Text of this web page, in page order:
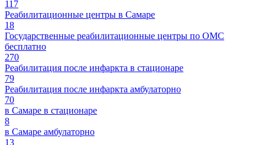
117
Реабилитационные центры в Самаре
18
Государственные реабилитационные центры по ОМС
бесплатно
270
Реабилитация после инфаркта в стационаре
79
Реабилитация после инфаркта амбулаторно
70
в Самаре в стационаре
8
в Самаре амбулаторно
13